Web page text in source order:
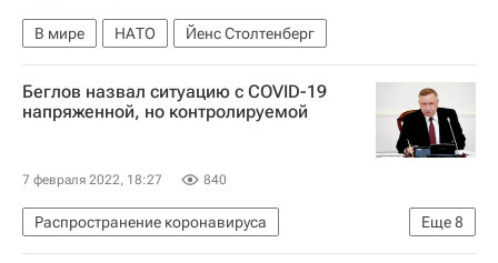
В мире НАТО Йенс Столтенберг
Беглов назвал ситуацию с COVID-19
напряженной, но контролируемой
7 февраля 2022, 18:27 840
Еще8
Распространение коронавируса
Коронавирус COVID-19
Общество